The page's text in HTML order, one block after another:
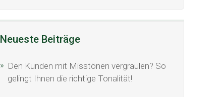
Neueste Beiträge
Den Kunden mit Misstönen vergraulen? So
gelingt Ihnen die richtige Tonalität!